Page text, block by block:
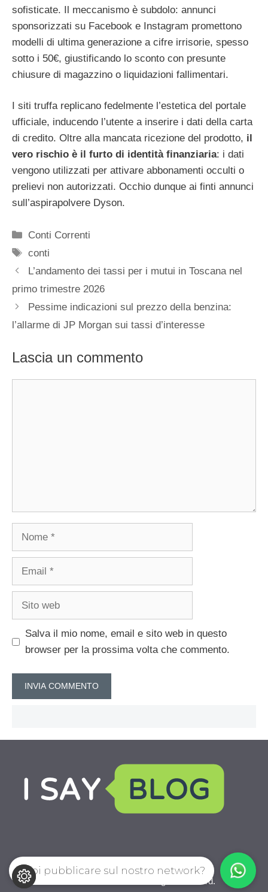
sofisticate. Il meccanismo è subdolo: annunci
sponsorizzati su Facebook e Instagram promettono
modelli di ultima generazione a cifre irrisorie, spesso
sotto i 50€, giustificando lo sconto con presunte
chiusure di magazzino o liquidazioni fallimentari.
I siti truffa replicano fedelmente l’estetica del portale
ufficiale, inducendo l’utente a inserire i dati della carta
di credito. Oltre alla mancata ricezione del prodotto, il
vero rischio è il furto di identità finanziaria: i dati
vengono utilizzati per attivare abbonamenti occulti o
prelievi non autorizzati. Occhio dunque ai finti annunci
sull’aspirapolvere Dyson.
Categorie
Conti Correnti
Tag
conti
L’andamento dei tassi per i mutui in Toscana nel
primo trimestre 2026
Pessime indicazioni sul prezzo della benzina:
l’allarme di JP Morgan sui tassi d’interesse
Lascia un commento
Nome
Email
Sito
Salva il mio nome, email e sito web in questo
browser per la prossima volta che commento.
CheTassi.com © 2026. All right reserverd.
Vuoi pubblicare sul nostro network?